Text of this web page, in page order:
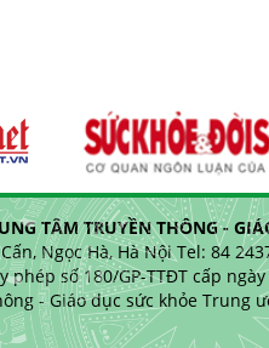
TÂM TRUYỀN THÔNG -
Ngọc Hà, Hà Nội Tel: 84
phép số 180/GP-TTĐT cấp
- Giáo dục sức khỏe